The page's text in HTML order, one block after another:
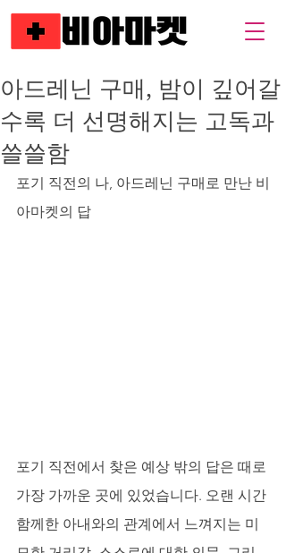
아드레닌 구매, 밤이 깊어갈
수록 더 선명해지는 고독과
쓸쓸함
포기 직전의 나, 아드레닌 구매로 만난 비
아마켓의 답
포기 직전에서 찾은 예상 밖의 답은 때로
가장 가까운 곳에 있었습니다. 오랜 시간
함께한 아내와의 관계에서 느껴지는 미